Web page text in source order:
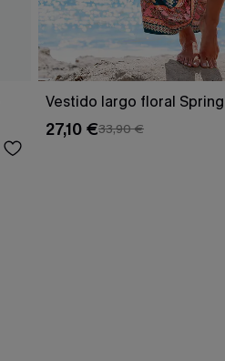
Vestido largo floral
27,10 €33,90 €